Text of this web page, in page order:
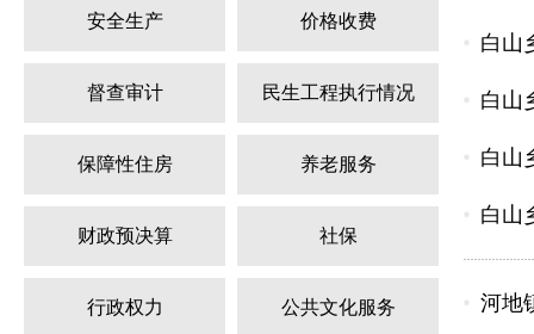
安全生产 价格收费
督查审计 民生工程执行情况
保障性住房 养老服务
财政预决算 社保
行政权力 公共文化服务
白山
白山
白山
白山
河地